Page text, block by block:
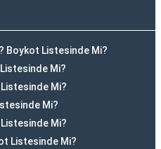
Boykot Listesinde Mi?
Mi?
Mi?
Mi?
Mi?
Listesinde Mi?